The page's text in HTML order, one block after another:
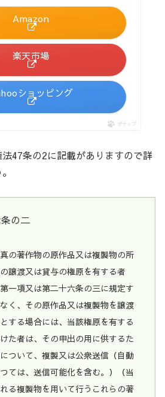
Amazon
楽天市場
ショッピング
ポチップ
47条の2に記載がありますので詳
条の二
の著作物の原作品又は複製物の所
譲渡又は貸与の権原を有する者
一項又は第二十六条の三に規定す
く、その原作品又は複製物を譲渡
する場合には、当該権原を有する
た者は、その申出の用に供するた
ついて、複製又は公衆送信（自動
ては、送信可能化を含む。）（当
る複製物を用いて行うこれらの著